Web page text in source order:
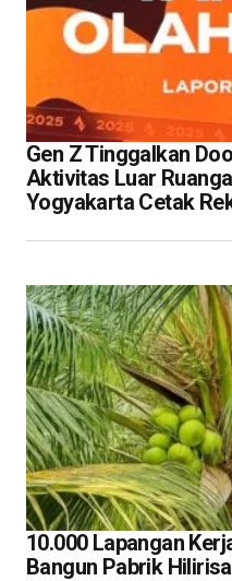
Gen Z Tinggalkan
Aktivitas Luar
Yogyakarta Cetak
10.000 Lapangan
Bangun Pabrik